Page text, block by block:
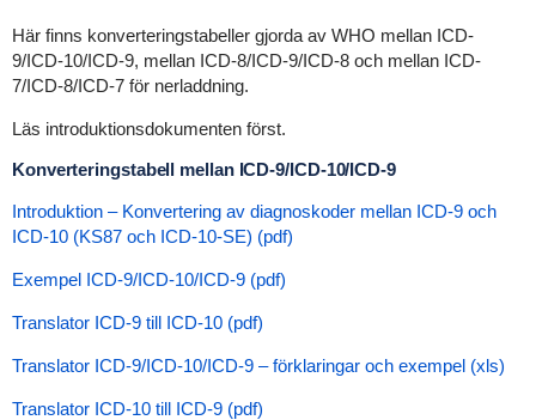
Här finns konverteringstabeller gjorda av WHO mellan ICD-
9/ICD-10/ICD-9, mellan ICD-8/ICD-9/ICD-8 och mellan ICD-
7/ICD-8/ICD-7 för nerladdning.
Läs introduktionsdokumenten först.
Konverteringstabell mellan ICD-9/ICD-10/ICD-9
Introduktion – Konvertering av diagnoskoder mellan ICD-9 och
ICD-10 (KS87 och ICD-10-SE) (pdf)
Exempel ICD-9/ICD-10/ICD-9 (pdf)
Translator ICD-9 till ICD-10 (pdf)
Translator ICD-9/ICD-10/ICD-9 – förklaringar och exempel (xls)
Translator ICD-10 till ICD-9 (pdf)